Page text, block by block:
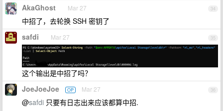
34
AkaGhost Mar 27
中招了，去轮换 SSH 密钥了
35
safdi Mar 27
这个输出是中招了吗？
36
JoeJoeJoe OP Mar 27
@safdi 只要有日志出来应该都算中招.